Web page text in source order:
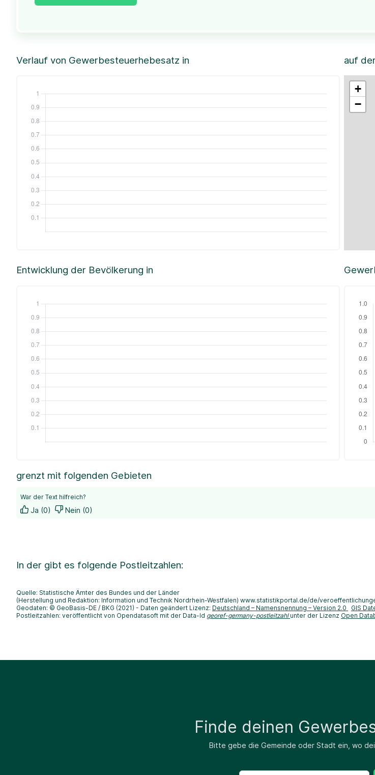
Verlauf von Gewerbesteuerhebesatz in auf
+
−
Entwicklung der Bevölkerung in
grenzt mit folgenden Gebieten
War der Text hilfreich?
Ja (0) Nein (0)
In der gibt es folgende Postleitzahlen:
Quelle: Statistische Ämter des Bundes und der Länder
(Herstellung und Redaktion: Information und Technik Nordrhein-Westfalen) www.statistikportal.de/de/
Geodaten: © GeoBasis-DE / BKG (2021) - Daten geändert Lizenz: Deutschland – Namensnennung – Version 2.0
GIS
Postleitzahlen: veröffentlicht von Opendatasoft mit der Data-Id georef-germany-postleitzahl unter der Lizenz Open
Finde deinen
Bitte gebe die Gemeinde oder Stadt ein, wo